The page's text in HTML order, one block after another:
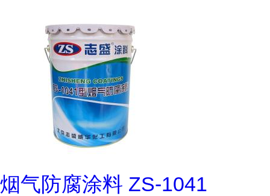
烟气防腐涂料 ZS-1041